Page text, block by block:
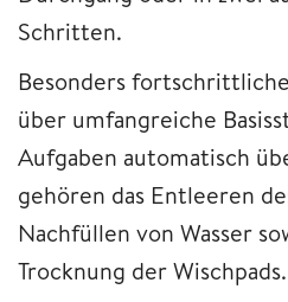
Schritten.
Besonders
über umfangreiche
Aufgaben automatisch
gehören das Entleeren
Nachfüllen von Wasser
Trocknung der Wischpads.